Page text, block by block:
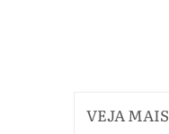
VEJA MAIS